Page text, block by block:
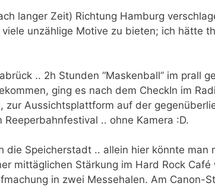
langer Zeit) Richtung Hamburg
unzählige Motive zu bieten; ich hätte
.. 2h Stunden “Maskenball” im prall
ging es nach dem CheckIn im
Aussichtsplattform auf der
.. ohne Kamera :D.
Speicherstadt .. allein hier könnte man
mittäglichen Stärkung im Hard Rock
in zwei Messehalen. Am Canon-